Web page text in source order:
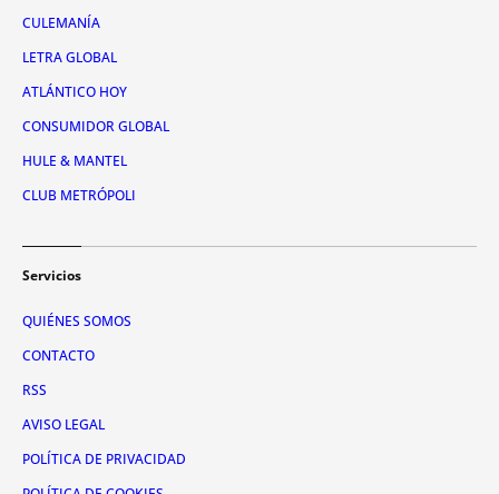
CULEMANÍA
LETRA GLOBAL
ATLÁNTICO HOY
CONSUMIDOR GLOBAL
HULE & MANTEL
CLUB METRÓPOLI
Servicios
QUIÉNES SOMOS
CONTACTO
RSS
AVISO LEGAL
POLÍTICA DE PRIVACIDAD